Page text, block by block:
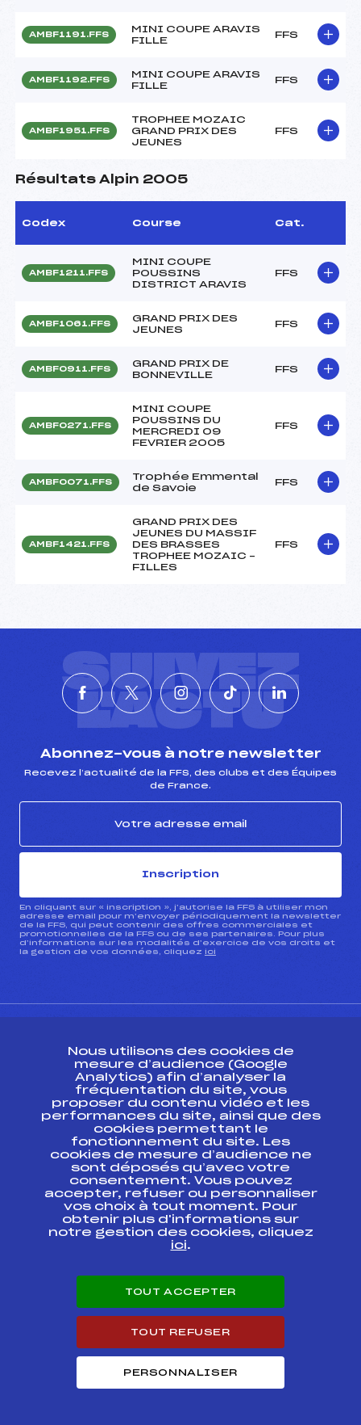
AMBF1191.FFS
MINI COUPE ARAVIS
FILLE
FFS
AMBF1192.FFS
MINI COUPE ARAVIS
FILLE
FFS
AMBF1951.FFS
TROPHEE MOZAIC
GRAND PRIX DES
JEUNES
FFS
Résultats Alpin 2005
Codex Course Cat.
AMBF1211.FFS
MINI COUPE
POUSSINS
DISTRICT ARAVIS
FFS
AMBF1061.FFS
GRAND PRIX DES
JEUNES
FFS
AMBF0911.FFS
GRAND PRIX DE
BONNEVILLE
FFS
AMBF0271.FFS
MINI COUPE
POUSSINS DU
MERCREDI 09
FEVRIER 2005
FFS
AMBF0071.FFS
Trophée Emmental
de Savoie
FFS
AMBF1421.FFS
GRAND PRIX DES
JEUNES DU MASSIF
DES BRASSES
TROPHEE MOZAIC –
FILLES
FFS
SUIVEZ
L'ACTU
Abonnez-vous à notre newsletter
Recevez l’actualité de la FFS, des clubs et des Équipes
de France.
Inscription
En cliquant sur « inscription », j’autorise la FFS à utiliser mon
adresse email pour m’envoyer périodiquement la newsletter
de la FFS, qui peut contenir des offres commerciales et
promotionnelles de la FFS ou de ses partenaires. Pour plus
d’informations sur les modalités d’exercice de vos droits et
la gestion de vos données, cliquez ici
CONTACT
ESPACE PRESSE
Ressources
Pass’Neige
Projet sportif fédéral
Projet de performance fédéral
Antidopage
Pôle Développement, Formation, Suivi
Scientifique
Pôle vie de l’athlète
Enseignement professionnel
Informatique et chronométrage
Carrières
Nous utilisons des cookies de
mesure d’audience (Google
Analytics) afin d’analyser la
fréquentation du site, vous
proposer du contenu vidéo et les
performances du site, ainsi que des
cookies permettant le
fonctionnement du site. Les
cookies de mesure d’audience ne
sont déposés qu’avec votre
consentement. Vous pouvez
accepter, refuser ou personnaliser
vos choix à tout moment. Pour
obtenir plus d'informations sur
notre gestion des cookies, cliquez
ici.
TOUT ACCEPTER
TOUT REFUSER
PERSONNALISER